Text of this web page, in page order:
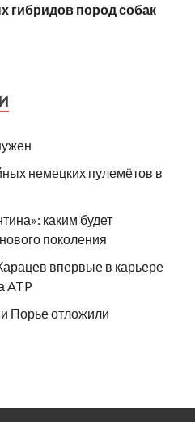
гибридов пород собак
немецких пулемётов в
каким будет
поколения
впервые в карьере
ATP
Порье отложили